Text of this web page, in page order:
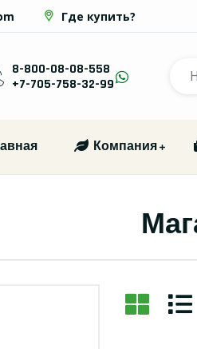
Где купить?
8-800-08-08-558
+7-705-758-32-99
Компания